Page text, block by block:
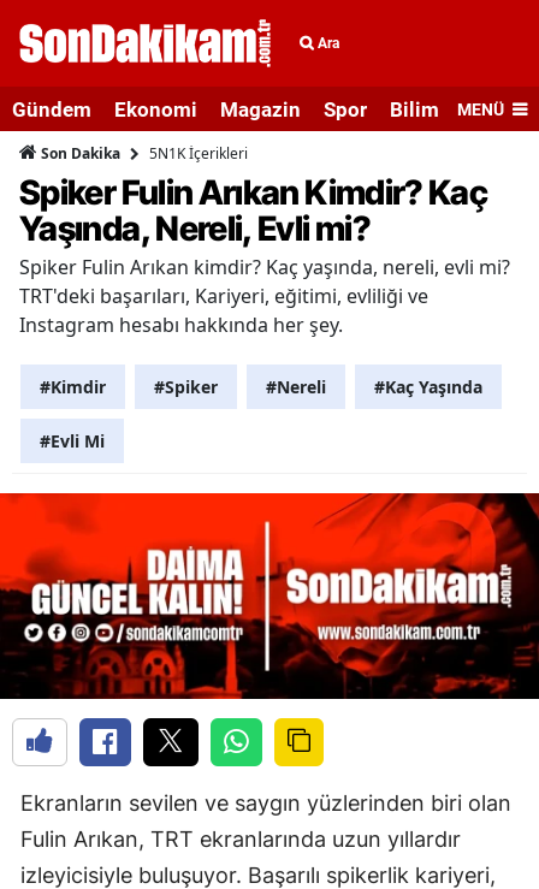
Ara
Gündem Ekonomi Magazin Spor Bilim veMENÜ
Son Dakika 5N1K İçerikleri
Spiker Fulin Arıkan Kimdir? Kaç
Yaşında, Nereli, Evli mi?
Spiker Fulin Arıkan kimdir? Kaç yaşında, nereli, evli mi?
TRT'deki başarıları, Kariyeri, eğitimi, evliliği ve
Instagram hesabı hakkında her şey.
#Kimdir #Spiker #Nereli #Kaç Yaşında
#Evli Mi
Ekranların sevilen ve saygın yüzlerinden biri olan
Fulin Arıkan, TRT ekranlarında uzun yıllardır
izleyicisiyle buluşuyor. Başarılı spikerlik kariyeri,